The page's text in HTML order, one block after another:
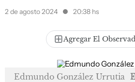
2 de agosto 2024 20:38 hs
Agregar El
Edmundo González Urrutia